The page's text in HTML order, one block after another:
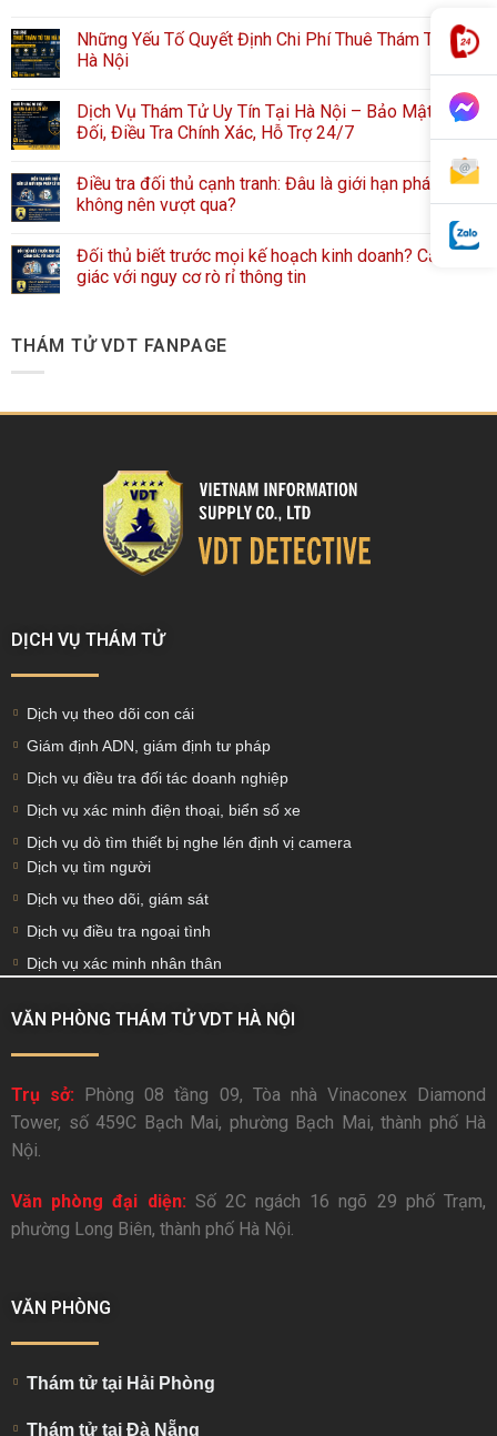
Những Yếu Tố Quyết Định Chi Phí Thuê Thám Tử Tại
Hà Nội
Dịch Vụ Thám Tử Uy Tín Tại Hà Nội – Bảo Mật Tuyệt
Đối, Điều Tra Chính Xác, Hỗ Trợ 24/7
Điều tra đối thủ cạnh tranh: Đâu là giới hạn pháp lý
không nên vượt qua?
Đối thủ biết trước mọi kế hoạch kinh doanh? Cảnh
giác với nguy cơ rò rỉ thông tin
THÁM TỬ VDT FANPAGE
DỊCH VỤ THÁM TỬ
Dịch vụ theo dõi con cái
Giám định ADN, giám định tư pháp
Dịch vụ điều tra đối tác doanh nghiệp
Dịch vụ xác minh điện thoại, biển số xe
Dịch vụ dò tìm thiết bị nghe lén định vị camera
Dịch vụ tìm người
Dịch vụ theo dõi, giám sát
Dịch vụ điều tra ngoại tình
Dịch vụ xác minh nhân thân
VĂN PHÒNG THÁM TỬ VDT HÀ NỘI
Trụ sở: Phòng 08 tầng 09, Tòa nhà Vinaconex Diamond
Tower, số 459C Bạch Mai, phường Bạch Mai, thành phố Hà
Nội.
Văn phòng đại diện: Số 2C ngách 16 ngõ 29 phố Trạm,
phường Long Biên, thành phố Hà Nội.
VĂN PHÒNG
Thám tử tại Hải Phòng
Thám tử tại Đà Nẵng